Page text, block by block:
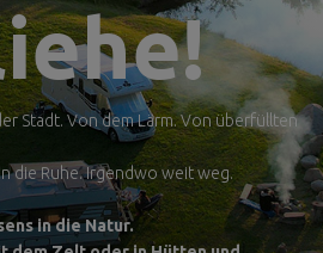
Stadt. Von dem Lärm. Von überfüllten
die Ruhe. Irgendwo weit weg.
in die Natur.